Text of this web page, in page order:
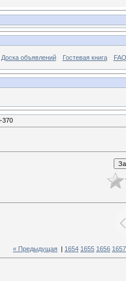
Доска объявлений Гостевая книга
370
« Предыдущая 1654 1655 1656 1657